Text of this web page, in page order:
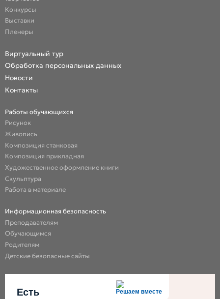
Конкурсы
Выставки
Пленеры
Виртуальный тур
Обработка персональных данных
Новости
Контакты
Работы обучающихся
Рисунок
Живопись
Композиция станковая
Композиция прикладная
Художественное оформление книги
Скульптура
Работа в материале
Информационная безопасность
Преподавателям
Обучающимся
Родителям
Детские безопасные сайты
Решаем вместе
Есть